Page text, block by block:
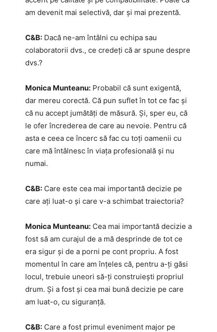
am devenit mai selectivă, dar și mai prezentă.
C&B: Dacă ne-am întâlni cu echipa sau
colaboratorii dvs., ce credeți că ar spune despre
dvs.?
Monica Munteanu: Probabil că sunt exigentă,
dar mereu corectă. Că pun suflet în tot ce fac și
că nu accept jumătăți de măsură. Și, sper eu, că
le ofer încrederea de care au nevoie. Pentru că
asta e ceea ce încerc să fac cu toți oamenii cu
care mă întâlnesc în viața profesională și nu
numai.
C&B: Care este cea mai importantă decizie pe
care ați luat-o și care v-a schimbat traiectoria?
Monica Munteanu: Cea mai importantă decizie a
fost să am curajul de a mă desprinde de tot ce
era sigur și de a porni pe cont propriu. A fost
momentul în care am înțeles că, pentru a-ți găsi
locul, trebuie uneori să-ți construiești propriul
drum. Și a fost și cea mai bună decizie pe care
am luat-o, cu siguranță.
C&B: Care a fost primul eveniment major pe